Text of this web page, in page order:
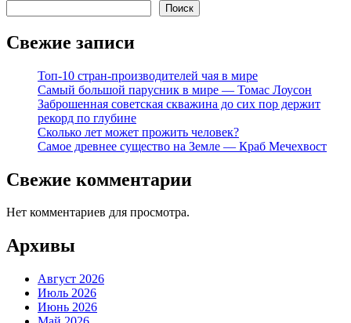
Поиск
Свежие записи
Топ-10 стран-производителей чая в мире
Самый большой парусник в мире — Томас Лоусон
Заброшенная советская скважина до сих пор держит
рекорд по глубине
Сколько лет может прожить человек?
Самое древнее существо на Земле — Краб Мечехвост
Свежие комментарии
Нет комментариев для просмотра.
Архивы
Август 2026
Июль 2026
Июнь 2026